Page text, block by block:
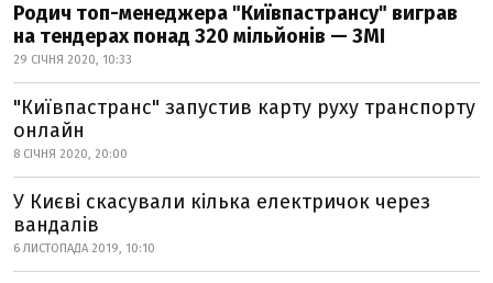
Родич топ-менеджера "Київпастрансу" виграв
на тендерах понад 320 мільйонів — ЗМІ
29 СІЧНЯ 2020, 10:33
"Київпастранс" запустив карту руху транспорту
онлайн
8 СІЧНЯ 2020, 20:00
У Києві скасували кілька електричок через
вандалів
6 ЛИСТОПАДА 2019, 10:10